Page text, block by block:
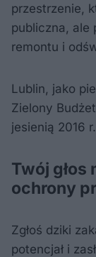
przestrzenie,
publiczna, ale
remontu i
Lublin, jako
Zielony
jesienią 2016 r.
Twój głos
ochrony
Zgłoś dziki
potencjał i